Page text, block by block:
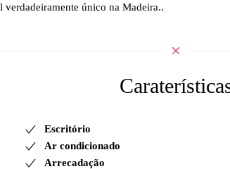
único na Madeira..
Escritório
Ar condicionado
Arrecadação